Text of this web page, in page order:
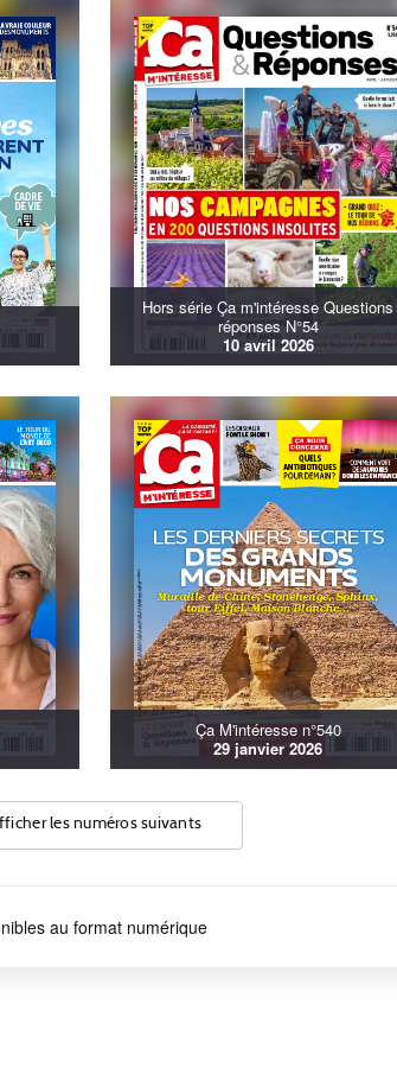
Hors série Ça m'intéresse Questions
réponses N°54
10 avril 2026
Ça M'intéresse n°540
29 janvier 2026
les numéros suivants
au format numérique